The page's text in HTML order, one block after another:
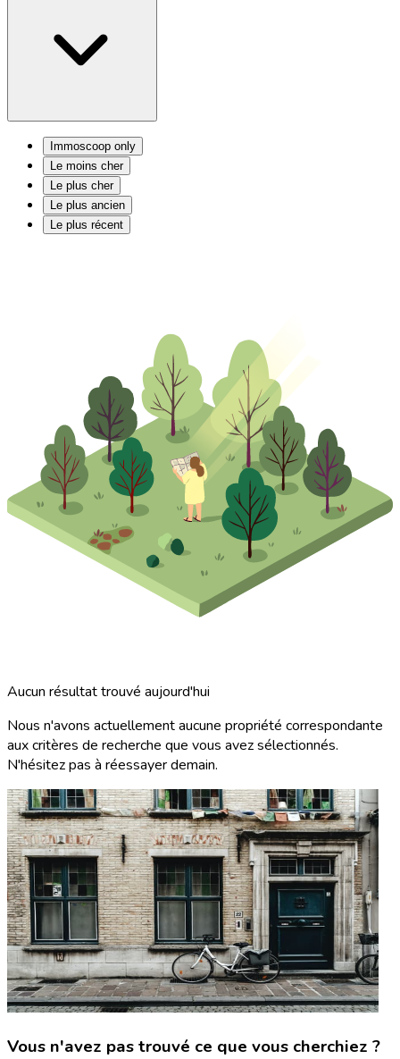
Immoscoop only
Le moins cher
Le plus cher
Le plus ancien
Le plus récent
Aucun résultat trouvé aujourd'hui
Nous n'avons actuellement aucune propriété correspondante
aux critères de recherche que vous avez sélectionnés.
N'hésitez pas à réessayer demain.
Vous n'avez pas trouvé ce que vous cherchiez ?